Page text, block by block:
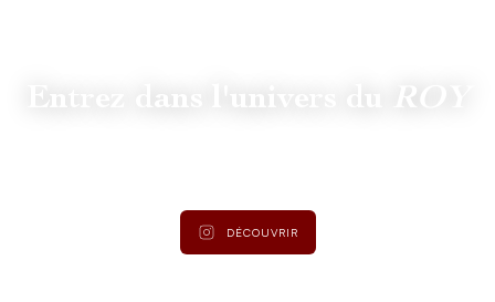
ROY
DÉCOUVRIR